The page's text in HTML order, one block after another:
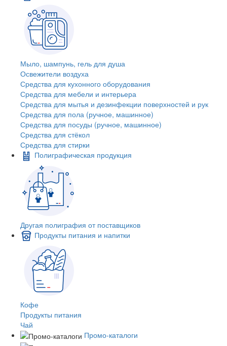
Мыло, шампунь, гель для душа
Освежители воздуха
Средства для кухонного оборудования
Средства для мебели и интерьера
Средства для мытья и дезинфекции поверхностей и рук
Средства для пола (ручное, машинное)
Средства для посуды (ручное, машинное)
Средства для стёкол
Средства для стирки
Полиграфическая продукция
Другая полиграфия от поставщиков
Продукты питания и напитки
Кофе
Продукты питания
Чай
Промо-каталоги